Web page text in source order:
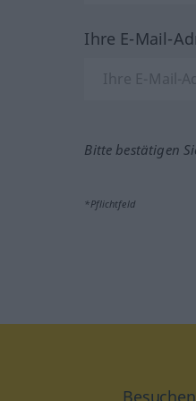
Ihre E-Mail-
Bitte bestätigen
*Pflichtfeld